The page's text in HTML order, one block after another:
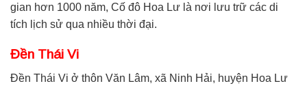
gian hơn 1000 năm, Cố đô Hoa Lư là nơi lưu trữ các di
tích lịch sử qua nhiều thời đại.
Đền Thái Vi
Đền Thái Vi ở thôn Văn Lâm, xã Ninh Hải, huyện Hoa Lư